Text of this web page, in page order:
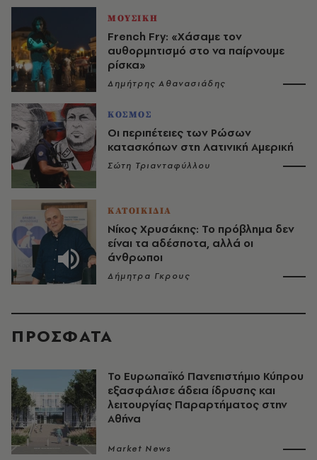
ΜΟΥΣΙΚΗ
French Fry: «Χάσαμε τον
αυθορμητισμό στο να παίρνουμε
ρίσκα»
Δημήτρης Αθανασιάδης
ΚΟΣΜΟΣ
Οι περιπέτειες των Ρώσων
κατασκόπων στη Λατινική Αμερική
Σώτη Τριανταφύλλου
ΚΑΤΟΙΚΙΔΙΑ
Νίκος Χρυσάκης: Το πρόβλημα δεν
είναι τα αδέσποτα, αλλά οι
άνθρωποι
Δήμητρα Γκρους
ΠΡΟΣΦΑΤΑ
Το Ευρωπαϊκό Πανεπιστήμιο Κύπρου
εξασφάλισε άδεια ίδρυσης και
λειτουργίας Παραρτήματος στην
Αθήνα
Market News